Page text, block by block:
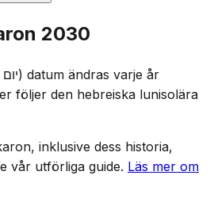
militära begravningsplatser
besöker fallna soldaters
enligt lag, och tv och radio
Dagen präglas av högtidlig
fallnas namn och tändning av
2030
följer den hebreiska lunisolära
inklusive dess historia,
vår utförliga guide. Läs mer om